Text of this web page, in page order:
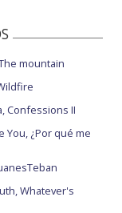
mountain
Confessions II
You, ¿Por qué me
Whatever's